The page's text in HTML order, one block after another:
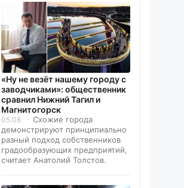
«Ну не везёт нашему городу с
заводчиками»: общественник
сравнил Нижний Тагил и
Магнитогорск
05.08
Схожие города
демонстрируют принципиально
разный подход собственников
градообразующих предприятий,
считает Анатолий Толстов.